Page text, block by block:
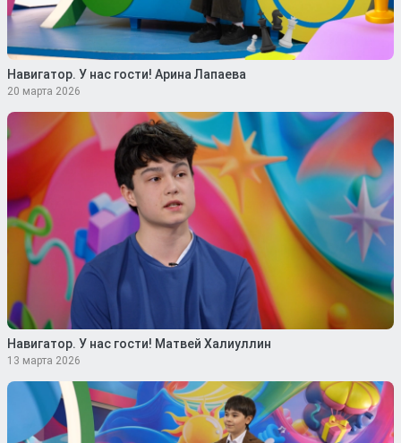
Навигатор. У нас гости! Арина Лапаева
20 марта 2026
Навигатор. У нас гости! Матвей Халиуллин
13 марта 2026